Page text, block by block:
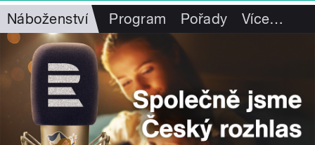
Náboženství Program Pořady Více…